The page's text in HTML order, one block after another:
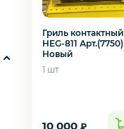
Гриль контактный
HEG-811 Арт.(7750)
Новый
1 шт
10 000 ₽